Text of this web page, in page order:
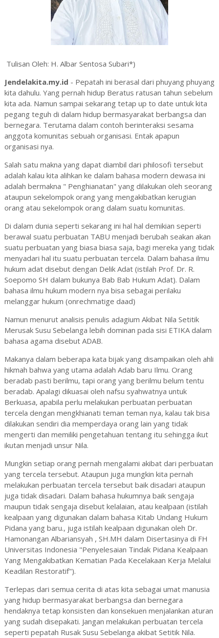
Tulisan Oleh: H. Albar Sentosa Subari*)
Jendelakita.my.id - Pepatah ini berasal dari phuyang phuyang
kita dahulu. Yang pernah hidup Beratus ratusan tahun sebelum
kita ada. Namun sampai sekarang tetap up to date untuk kita
pegang teguh di dalam hidup bermasyarakat berbangsa dan
bernegara. Terutama dalam contoh berinteraksi sesama
anggota komunitas sebuah organisasi. Entak apapun
organisasi nya.
Salah satu makna yang dapat diambil dari philosofi tersebut
adalah kalau kita alihkan ke dalam bahasa modern dewasa ini
adalah bermakna " Penghianatan" yang dilakukan oleh seorang
ataupun sekelompok orang yang mengakibatkan kerugian
orang atau sekelompok orang dalam suatu komunitas.
Di dalam dunia seperti sekarang ini hal hal demikian seperti
berawal suatu perbuatan TABU menjadi berubah seakan akan
suatu perbuatan yang biasa biasa saja, bagi mereka yang tidak
menyadari hal itu suatu perbuatan tercela. Dalam bahasa ilmu
hukum adat disebut dengan Delik Adat (istilah Prof. Dr. R.
Soepomo SH dalam bukunya Bab Bab Hukum Adat). Dalam
bahasa ilmu hukum modern nya bisa sebagai perilaku
melanggar hukum (onrechmatige daad)
Namun menurut analisis penulis adagium Akibat Nila Setitik
Merusak Susu Sebelanga lebih dominan pada sisi ETIKA dalam
bahasa agama disebut ADAB.
Makanya dalam beberapa kata bijak yang disampaikan oleh ahli
hikmah bahwa yang utama adalah Adab baru Ilmu. Orang
beradab pasti berilmu, tapi orang yang berilmu belum tentu
beradab. Apalagi dikuasai oleh nafsu syahwatnya untuk
Berkuasa, apabila perlu melakukan perbuatan perbuatan
tercela dengan mengkhianati teman teman nya, kalau tak bisa
dilakukan sendiri dia memperdaya orang lain yang tidak
mengerti dan memiliki pengetahuan tentang itu sehingga ikut
ikutan menjadi unsur Nila.
Mungkin setiap orang pernah mengalami akibat dari perbuatan
yang tercela tersebut. Ataupun juga mungkin kita pernah
melakukan perbuatan tercela tersebut baik disadari ataupun
juga tidak disadari. Dalam bahasa hukumnya baik sengaja
maupun tidak sengaja disebut kelalaian, atau kealpaan (istilah
kealpaan yang digunakan dalam bahasa Kitab Undang Hukum
Pidana yang baru., juga istilah kealpaan digunakan oleh Dr.
Hamonangan Albariansyah , SH.MH dalam Disertasinya di FH
Universitas Indonesia "Penyelesaian Tindak Pidana Kealpaan
Yang Mengakibatkan Kematian Pada Kecelakaan Kerja Melalui
Keadilan Restoratif").
Terlepas dari semua cerita di atas kita sebagai umat manusia
yang hidup bermasyarakat berbangsa dan bernegara
hendaknya tetap konsisten dan konsekuen menjalankan aturan
yang sudah disepakati. Jangan melakukan perbuatan tercela
seperti pepatah Rusak Susu Sebelanga akibat Setitik Nila.